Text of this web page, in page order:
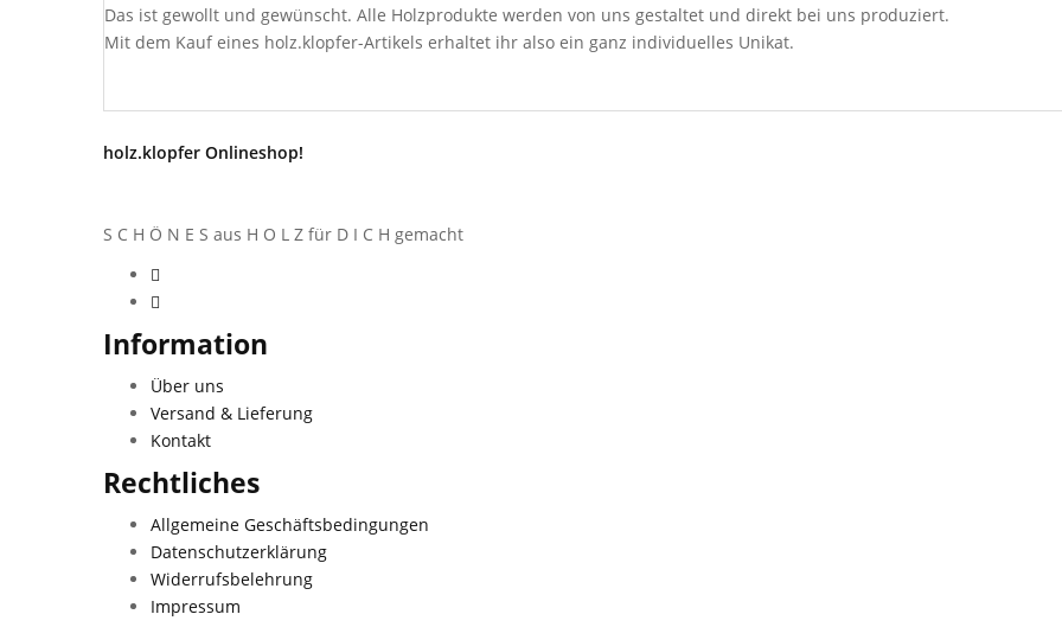
Das ist gewollt und gewünscht. Alle Holzprodukte werden von uns gestaltet und direkt bei uns produziert.
Mit dem Kauf eines holz.klopfer-Artikels erhaltet ihr also ein ganz individuelles Unikat.
holz.klopfer Onlineshop!
S C H Ö N E S aus H O L Z für D I C H gemacht
Information
Über uns
Versand & Lieferung
Kontakt
Rechtliches
Allgemeine Geschäftsbedingungen
Datenschutzerklärung
Widerrufsbelehrung
Impressum